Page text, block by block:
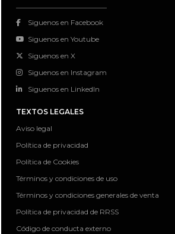
Siguenos en Facebook
Siguenos en Youtube
Siguenos en X
Siguenos en Instagram
Siguenos en LinkedIn
TEXTOS LEGALES
Aviso legal
Política de privacidad
Política de Cookies
Términos y condiciones de uso
Términos y condiciones generales de venta
Política de privacidad de RRSS
Código de conducta externo